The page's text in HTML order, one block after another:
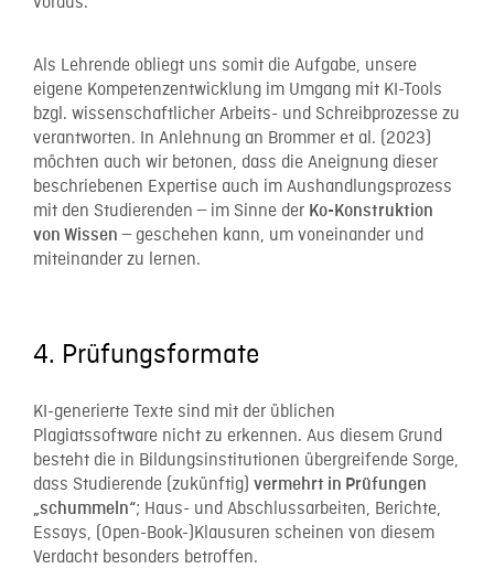
Als Lehrende obliegt uns somit die Aufgabe, unsere
eigene Kompetenzentwicklung im Umgang mit KI-Tools
bzgl. wissenschaftlicher Arbeits- und Schreibprozesse zu
verantworten. In Anlehnung an Brommer et al. (2023)
möchten auch wir betonen, dass die Aneignung dieser
beschriebenen Expertise auch im Aushandlungsprozess
mit den Studierenden ̶ im Sinne der Ko-Konstruktion
von Wissen ̶ geschehen kann, um voneinander und
miteinander zu lernen.
4. Prüfungsformate
KI-generierte Texte sind mit der üblichen
Plagiatssoftware nicht zu erkennen. Aus diesem Grund
besteht die in Bildungsinstitutionen übergreifende Sorge,
dass Studierende (zukünftig) vermehrt in Prüfungen
„schummeln“; Haus- und Abschlussarbeiten, Berichte,
Essays, (Open-Book-)Klausuren scheinen von diesem
Verdacht besonders betroffen.